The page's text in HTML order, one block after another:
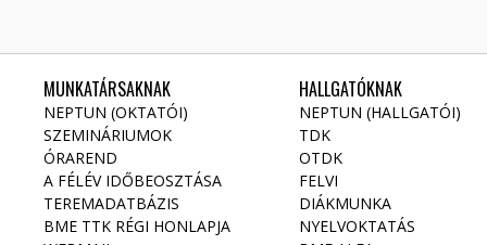
MUNKATÁRSAKNAK
NEPTUN (OKTATÓI)
SZEMINÁRIUMOK
ÓRAREND
A FÉLÉV IDŐBEOSZTÁSA
TEREMADATBÁZIS
BME TTK RÉGI HONLAPJA
HALLGATÓKNAK
NEPTUN (HALLGATÓI)
TDK
OTDK
FELVI
DIÁKMUNKA
NYELVOKTATÁS